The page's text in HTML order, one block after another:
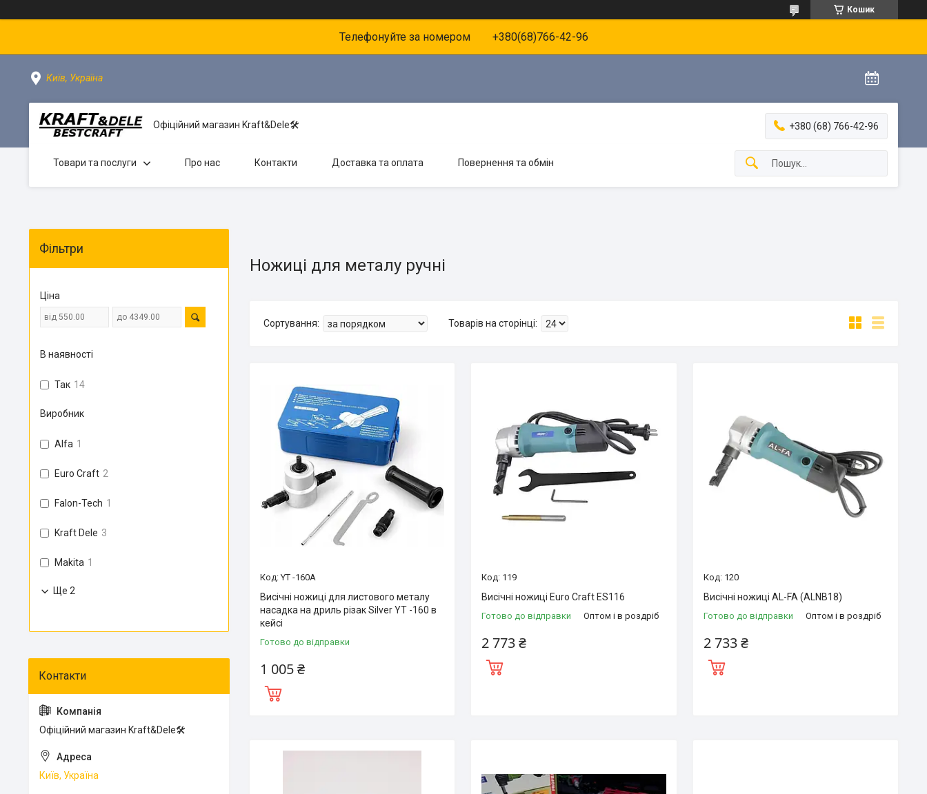
Кошик
Телефонуйте за номером +380(68)766-42-96
Київ, Україна
Офіційний магазин Kraft&Dele🛠 +380 (68) 766-42-96
Товари та послуги Про нас Контакти Доставка та оплата Повернення та обмін
Ножиці для металу ручні
YT -160A
Висічні ножиці для листового металу
насадка на дриль різак Silver YT -160 в
кейсі
Готово до відправки
1 005 ₴
119
Висічні ножиці Euro Craft ES116
Готово до відправки Оптом і в роздріб
2 773 ₴
120
Висічні ножиці AL-FA (ALNB18)
Готово до відправки Оптом і в роздріб
2 733 ₴
Фільтри
Ціна
В наявності
Так 14
Виробник
Alfa 1
Euro Craft 2
Falon-Tech 1
Kraft Dele 3
Makita 1
Ще 2
Офіційний магазин Kraft&Dele🛠
Київ, Україна